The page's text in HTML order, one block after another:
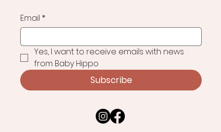
Email *
Yes, I want to receive emails with news
from Baby Hippo
Subscribe